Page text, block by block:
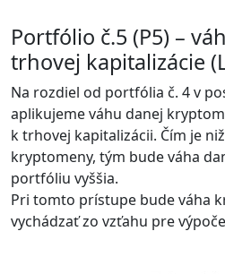
Portfólio č.5 (P5) –
trhovej kapitalizácie
Na rozdiel od portfólia č. 4 v
aplikujeme váhu danej
k trhovej kapitalizácii. Čím je
kryptomeny, tým bude váha
portfóliu vyššia.
Pri tomto prístupe bude váha
vychádzať zo vzťahu pre